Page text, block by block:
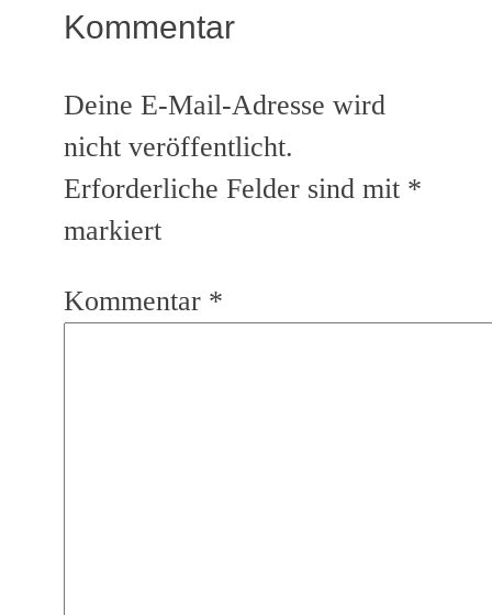
Kommentar
Deine E-Mail-Adresse wird
nicht veröffentlicht.
Erforderliche Felder sind mit *
markiert
Kommentar *